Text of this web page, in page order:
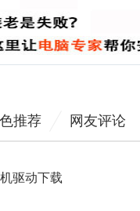
推荐 网友评论
驱动下载